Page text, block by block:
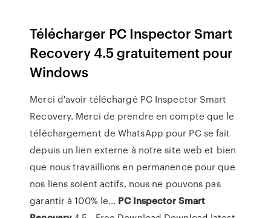
Télécharger PC Inspector Smart
Recovery 4.5 gratuitement pour
Windows
Merci d'avoir téléchargé PC Inspector Smart
Recovery. Merci de prendre en compte que le
téléchargement de WhatsApp pour PC se fait
depuis un lien externe à notre site web et bien
que nous travaillions en permanence pour que
nos liens soient actifs, nous ne pouvons pas
garantir à 100% le... PC Inspector Smart